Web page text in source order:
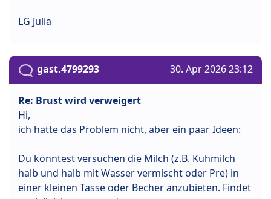
LG Julia
gast.4799293 30. Apr 2026 23:12
Re: Brust wird verweigert
Hi,
ich hatte das Problem nicht, aber ein paar Ideen:
Du könntest versuchen die Milch (z.B. Kuhmilch
halb und halb mit Wasser vermischt oder Pre) in
einer kleinen Tasse oder Becher anzubieten. Findet